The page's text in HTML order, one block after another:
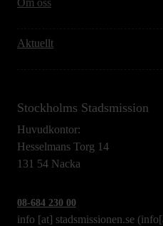
Om oss
Aktuellt
Stockholms Stadsmission
Huvudkontor:
Hesselmans Torg 14
131 54 Nacka
08-684 230 00
info [at] stadsmissionen.se